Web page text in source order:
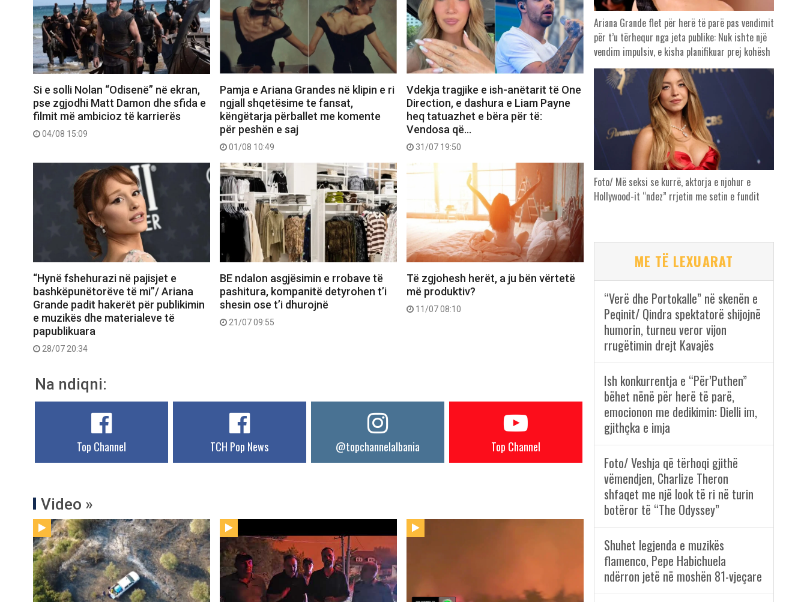
Si e solli Nolan “Odisenë” në ekran,
pse zgjodhi Matt Damon dhe sfida e
filmit më ambicioz të karrierës
04/08 15:09
Pamja e Ariana Grandes në klipin e ri
ngjall shqetësime te fansat,
këngëtarja përballet me komente
për peshën e saj
01/08 10:49
Vdekja tragjike e ish-anëtarit të One
Direction, e dashura e Liam Payne
heq tatuazhet e bëra për të:
Vendosa që…
31/07 19:50
“Hynë fshehurazi në pajisjet e
bashkëpunëtorëve të mi”/ Ariana
Grande padit hakerët për publikimin
e muzikës dhe materialeve të
papublikuara
28/07 20:34
BE ndalon asgjësimin e rrobave të
pashitura, kompanitë detyrohen t’i
shesin ose t’i dhurojnë
21/07 09:55
Të zgjohesh herët, a ju bën vërtetë
më produktiv?
11/07 08:10
Na ndiqni:
Top Channel TCH Pop News @topchannelalbania Top Channel
Video »
Ariana Grande flet për herë të parë pas vendimit
për t’u tërhequr nga jeta publike: Nuk ishte një
vendim impulsiv, e kisha planifikuar prej kohësh
Foto/ Më seksi se kurrë, aktorja e njohur e
Hollywood-it “ndez” rrjetin me setin e fundit
ME TË LEXUARAT
“Verë dhe Portokalle” në skenën e
Peqinit/ Qindra spektatorë shijojnë
humorin, turneu veror vijon
rrugëtimin drejt Kavajës
Ish konkurrentja e “Për’Puthen”
bëhet nënë për herë të parë,
emocionon me dedikimin: Dielli im,
gjithçka e imja
Foto/ Veshja që tërhoqi gjithë
vëmendjen, Charlize Theron
shfaqet me një look të ri në turin
botëror të “The Odyssey”
Shuhet legjenda e muzikës
flamenco, Pepe Habichuela
ndërron jetë në moshën 81-vjeçare